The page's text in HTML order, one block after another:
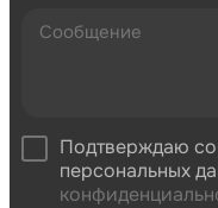
Подтверждаю
персональных